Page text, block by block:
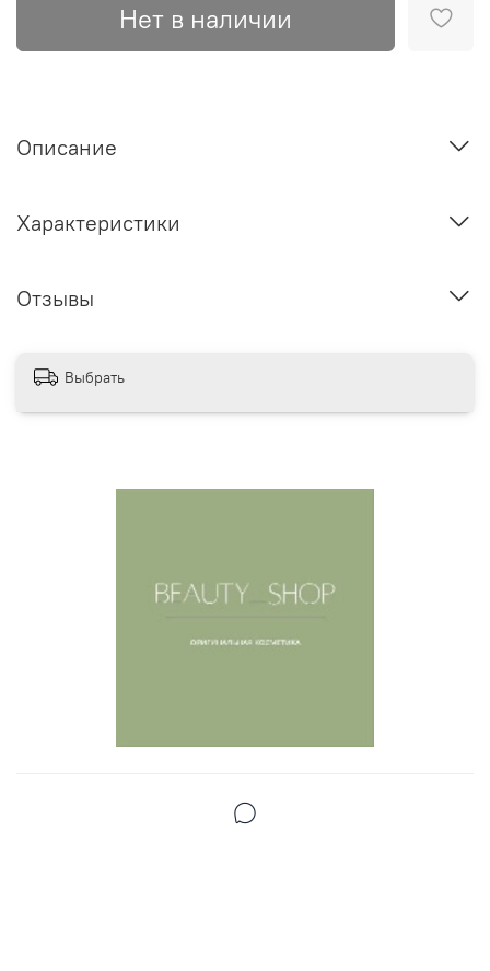
Нет в наличии
Описание
Характеристики
Отзывы
Выбрать